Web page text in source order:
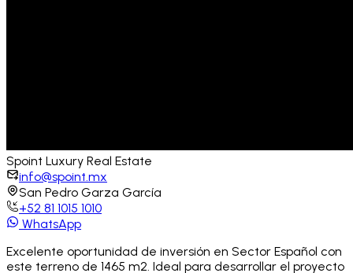
Spoint Luxury Real Estate
info@spoint.mx
San Pedro Garza García
+52 81 1015 1010
WhatsApp
Excelente oportunidad de inversión en Sector Español con
este terreno de 1465 m2. Ideal para desarrollar el proyecto